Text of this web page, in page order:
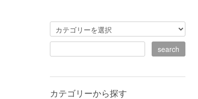
カテゴリーから探す